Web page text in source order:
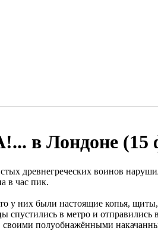
в Лондоне (15
древнегреческих воинов
в час пик.
у них были настоящие копья,
спустились в метро и
полуобнажёнными